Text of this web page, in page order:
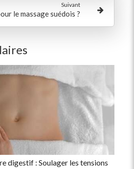
Suivant
le massage suédois ?
digestif : Soulager les tensions